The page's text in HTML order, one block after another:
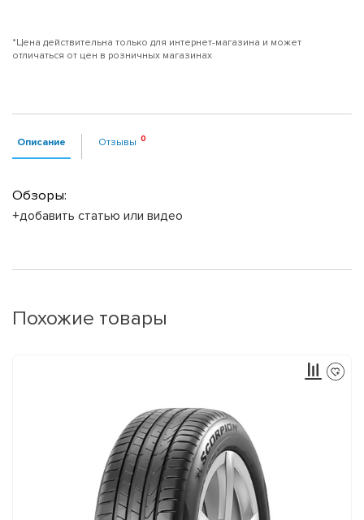
*Цена действительна только для интернет-магазина и может
отличаться от цен в розничных магазинах
Описание Отзывы
Обзоры:
+добавить статью или видео
Похожие товары